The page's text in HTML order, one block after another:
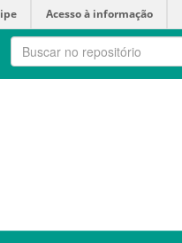
Acesso à informação